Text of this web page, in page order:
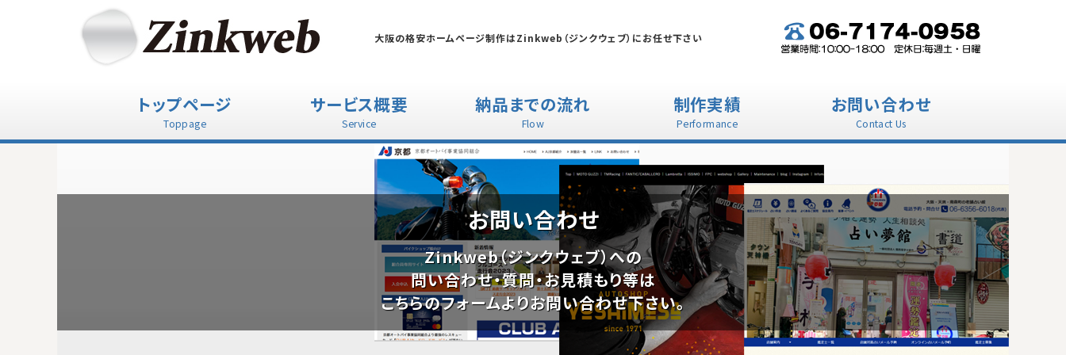
大阪の格安ホームページ制作はZinkweb（ジンクウェブ）にお任せ下さい
トップページ
Toppage
サービス概要
Service
納品までの流れ
Flow
制作実績
Performance
お問い合わせ
Contact Us
お問い合わせ
Zinkweb（ジンクウェブ）への
問い合わせ・質問・お見積もり等は
こちらのフォームよりお問い合わせ下さい。